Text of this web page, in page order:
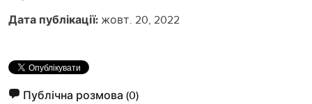
Дата публікації: жовт. 20, 2022
Публічна розмова (0)